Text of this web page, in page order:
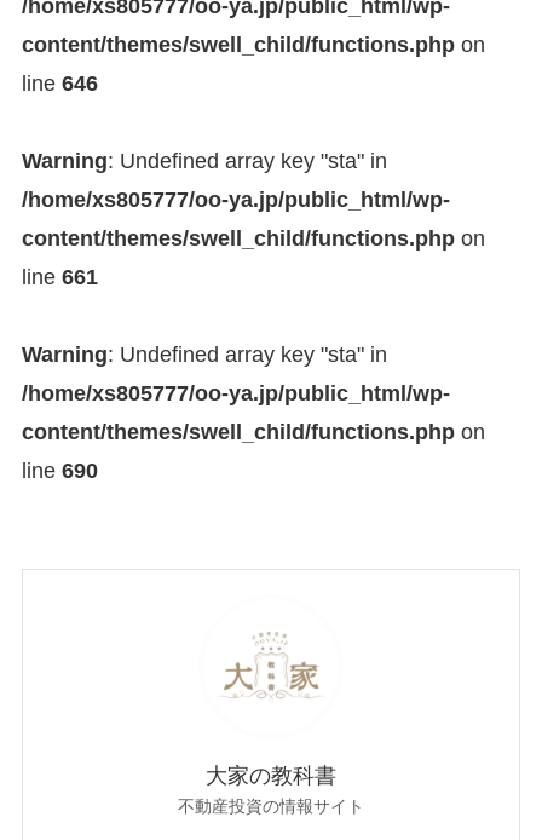
/home/xs805777/oo-ya.jp/public_html/wp-
content/themes/swell_child/functions.phpon
line 646
Warning: Undefined array key "sta" in
/home/xs805777/oo-ya.jp/public_html/wp-
content/themes/swell_child/functions.phpon
line 661
Warning: Undefined array key "sta" in
/home/xs805777/oo-ya.jp/public_html/wp-
content/themes/swell_child/functions.phpon
line 690
大家の教科書
不動産投資の情報サイト